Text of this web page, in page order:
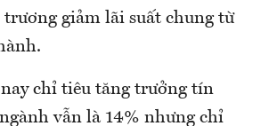
giảm lãi suất chung từ
chỉ tiêu tăng trưởng tín
vẫn là 14% nhưng chỉ